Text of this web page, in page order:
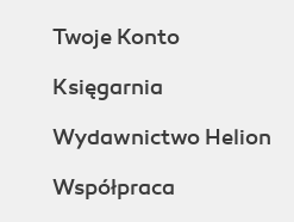
Twoje Konto
Księgarnia
Wydawnictwo Helion
Współpraca